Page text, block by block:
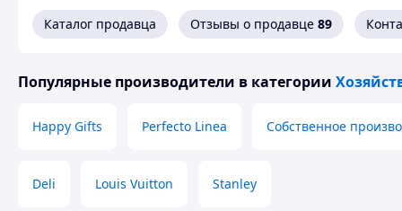
Каталог продавца Отзывы о продавце 89
Популярные производители в категории
Happy Gifts Perfecto Linea Собственное
Deli Louis Vuitton Stanley